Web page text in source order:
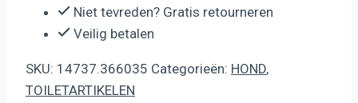
Niet tevreden? Gratis retourneren
Veilig betalen
SKU: 14737.366035 Categorieën: HOND,
TOILETARTIKELEN